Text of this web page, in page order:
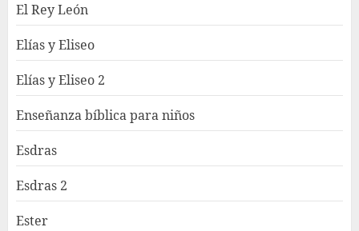
El Rey León
Elías y Eliseo
Elías y Eliseo 2
Enseñanza bíblica para niños
Esdras
Esdras 2
Ester